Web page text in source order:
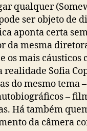
qualquer
ser objeto de
aponta certa
da mesma
os mais cáusticos
Sofia
do mesmo tema
–
Há também
da câmera